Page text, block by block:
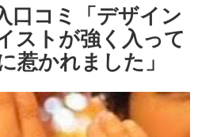
口コミ「デザイン
ストが強く入って
惹かれました」